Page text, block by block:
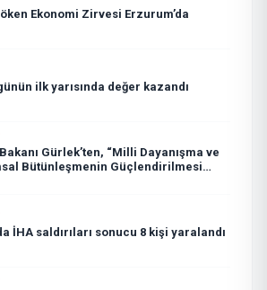
Ekonomi Zirvesi Erzurum’da
ilk yarısında değer kazandı
Gürlek’ten, “Milli Dayanışma ve
Bütünleşmenin Güçlendirilmesi
İHA saldırıları sonucu 8 kişi yaralandı